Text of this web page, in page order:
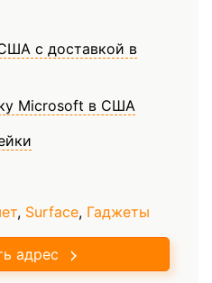
с доставкой в
Microsoft в США
, Surface, Гаджеты
адрес